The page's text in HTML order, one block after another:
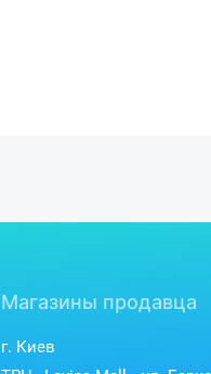
Магазины продавца
г. Киев